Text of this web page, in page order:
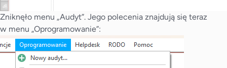
Zniknęło menu „Audyt”. Jego polecenia znajdują się teraz
w menu „Oprogramowanie”: